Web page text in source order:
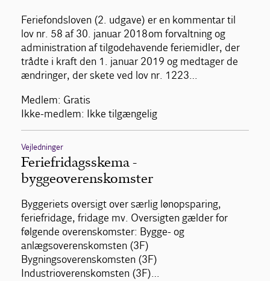
Feriefondsloven (2. udgave) er en kommentar til
lov nr. 58 af 30. januar 2018 om forvaltning og
administration af tilgodehavende feriemidler, der
trådte i kraft den 1. januar 2019 og medtager de
ændringer, der skete ved lov nr. 1223…
Medlem: Gratis
Ikke-medlem: Ikke tilgængelig
Vejledninger
Feriefridagsskema -
byggeoverenskomster
Byggeriets oversigt over særlig lønopsparing,
feriefridage, fridage mv. Oversigten gælder for
følgende overenskomster: Bygge- og
anlægsoverenskomsten (3F)
Bygningsoverenskomsten (3F)
Industrioverenskomsten (3F)…